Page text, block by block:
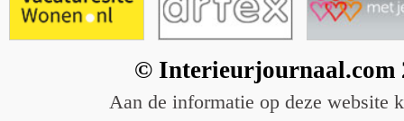
© Interieurjournaal.com
Aan de informatie op deze website